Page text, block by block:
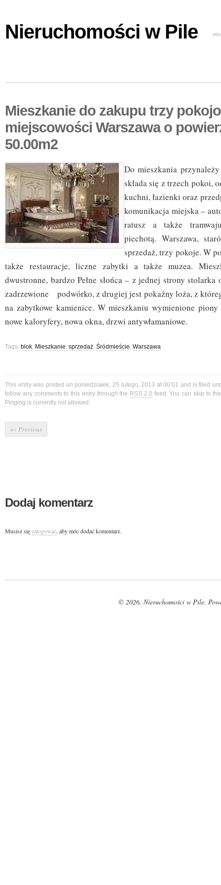
Nieruchomości w Pile
Mieszkanie do zakupu trzy
miejscowości Warszawa o
50.00m2
Do mieszkania
składa się z trzech pokoi,
kuchni, łazienki oraz
komunikacja miejska –
ratusz a także
piechotą. Warszawa,
sprzedaż, trzy pokoje. W
także restauracje, liczne zabytki a także muzea.
dwustronne, bardzo Pełne słońca – z jednej strony stolarka
zadrzewione podwórko, z drugiej jest pokaźny loża, z
na zabytkowe kamienice. W mieszkaniu wymienione
nowe kaloryfery, nowa okna, drzwi antywłamaniowe.
Tags: blok, Mieszkanie, sprzedaż, Śródmieście, Warszawa
This entry was posted on poniedziałek, 25 lutego, 2013 at 00:01 and is filed
follow any comments to this entry through the RSS 2.0 feed. You can skip to
Pinging is currently not allowed.
← Previous
Dodaj komentarz
Musisz sięzalogować, aby móc dodać komentarz.
© 2026. Nieruchomości w Pile.